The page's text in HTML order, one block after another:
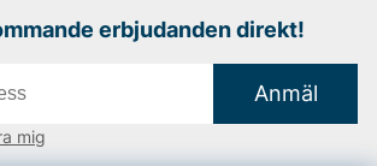
erbjudanden direkt!
Anmäl
mig